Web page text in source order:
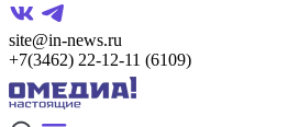
site@in-news.ru
+7(3462) 22-12-11 (6109)